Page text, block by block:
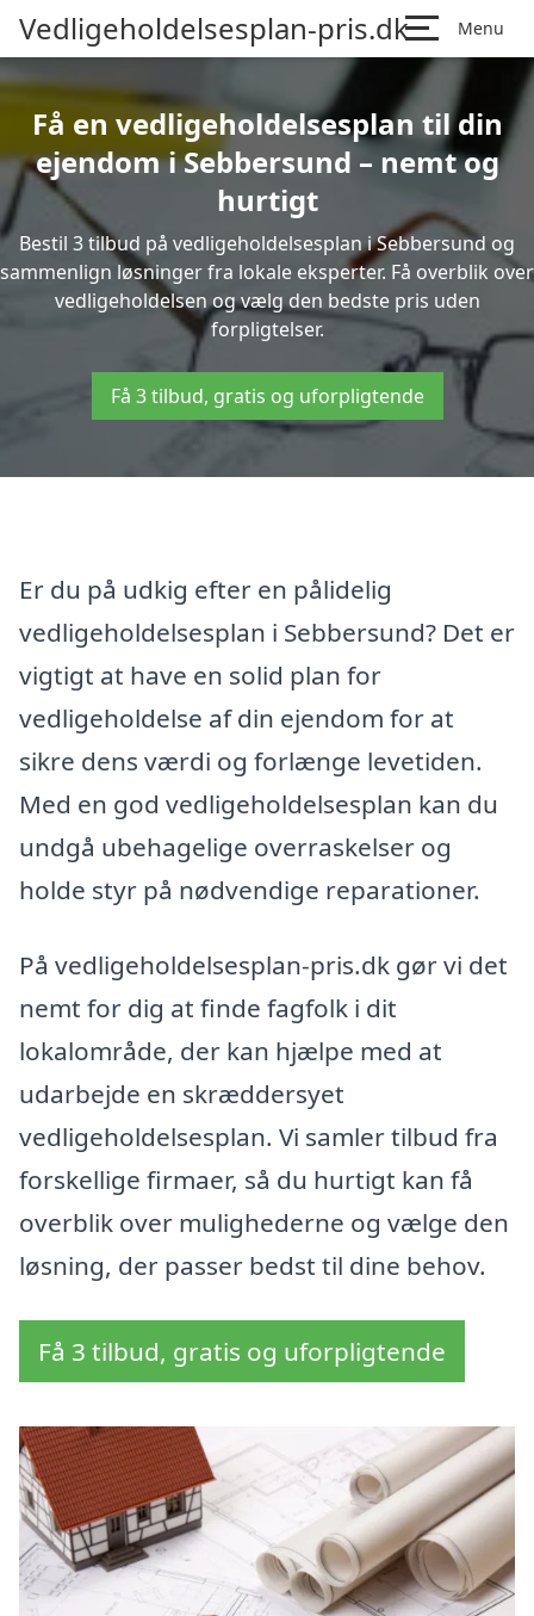
Vedligeholdelsesplan-pris.dk Menu
Få en vedligeholdelsesplan til din
ejendom i Sebbersund – nemt og
hurtigt
Bestil 3 tilbud på vedligeholdelsesplan i Sebbersund og
sammenlign løsninger fra lokale eksperter. Få overblik over
vedligeholdelsen og vælg den bedste pris uden
forpligtelser.
Få 3 tilbud, gratis og uforpligtende
Er du på udkig efter en pålidelig
vedligeholdelsesplan i Sebbersund? Det er
vigtigt at have en solid plan for
vedligeholdelse af din ejendom for at
sikre dens værdi og forlænge levetiden.
Med en god vedligeholdelsesplan kan du
undgå ubehagelige overraskelser og
holde styr på nødvendige reparationer.
På vedligeholdelsesplan-pris.dk gør vi det
nemt for dig at finde fagfolk i dit
lokalområde, der kan hjælpe med at
udarbejde en skræddersyet
vedligeholdelsesplan. Vi samler tilbud fra
forskellige firmaer, så du hurtigt kan få
overblik over mulighederne og vælge den
løsning, der passer bedst til dine behov.
Få 3 tilbud, gratis og uforpligtende